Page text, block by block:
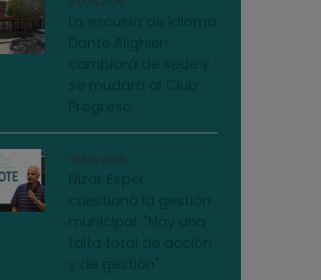
03/08/2026